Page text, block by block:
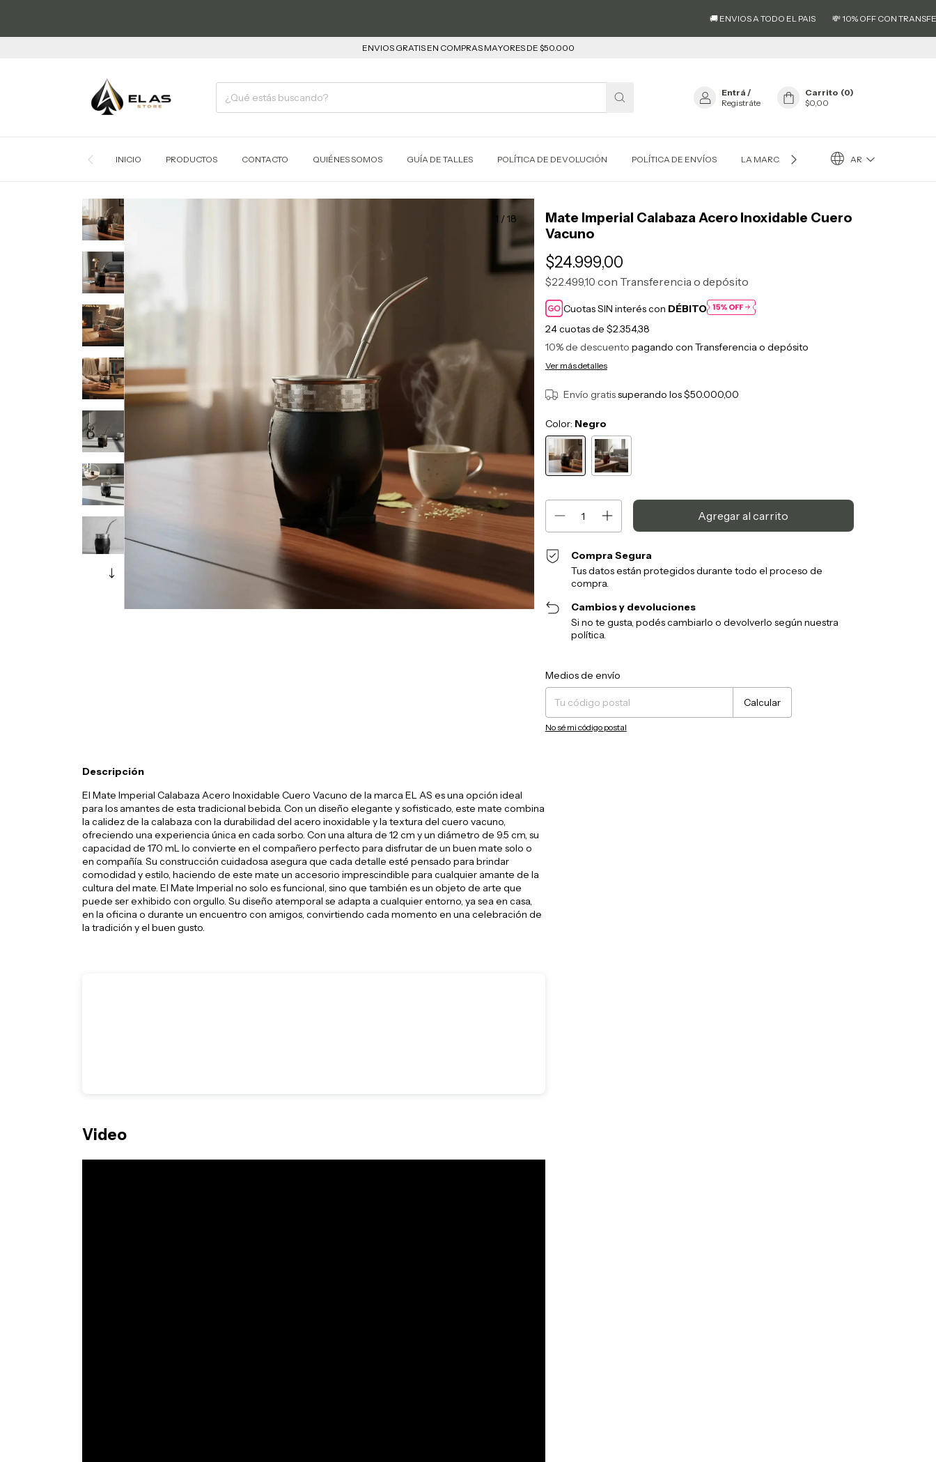
🚚 ENVIOS A TODO EL PAIS 💸 10% OFF CON TRANSFERENCIA
ENVIOS GRATIS EN COMPRAS MAYORES DE $50.000
Entrá /
Registráte
Carrito (0)
$0,00
INICIO PRODUCTOS CONTACTO QUIÉNES SOMOS GUÍA DE TALLES POLÍTICA DE DEVOLUCIÓN POLÍTICA DE ENVÍOS LA MARCA EL AS® RESEÑAS
AR
1 / 18
Mate Imperial Calabaza Acero Inoxidable Cuero
Vacuno
$24.999,00
$22.499,10 con Transferencia o depósito
Cuotas SIN interés con DÉBITO
24cuotas de $2.354,38
10% de descuento pagando con Transferencia o depósito
Ver más detalles
Envío gratissuperando los$50.000,00
Color: Negro
Compra Segura
Tus datos están protegidos durante todo el proceso de
compra.
Cambios y devoluciones
Si no te gusta, podés cambiarlo o devolverlo según nuestra
política.
Entregas para el CP:
Medios de envío
Calcular
No sé mi código postal
Descripción
El Mate Imperial Calabaza Acero Inoxidable Cuero Vacuno de la marca EL AS es una opción ideal
para los amantes de esta tradicional bebida. Con un diseño elegante y sofisticado, este mate combina
la calidez de la calabaza con la durabilidad del acero inoxidable y la textura del cuero vacuno,
ofreciendo una experiencia única en cada sorbo. Con una altura de 12 cm y un diámetro de 9.5 cm, su
capacidad de 170 mL lo convierte en el compañero perfecto para disfrutar de un buen mate solo o
en compañía. Su construcción cuidadosa asegura que cada detalle esté pensado para brindar
comodidad y estilo, haciendo de este mate un accesorio imprescindible para cualquier amante de la
cultura del mate. El Mate Imperial no solo es funcional, sino que también es un objeto de arte que
puede ser exhibido con orgullo. Su diseño atemporal se adapta a cualquier entorno, ya sea en casa,
en la oficina o durante un encuentro con amigos, convirtiendo cada momento en una celebración de
la tradición y el buen gusto.
Video